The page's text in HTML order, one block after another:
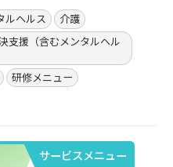
ルヘルス
介護
支援（含むメンタルヘル
研修メニュー
サービスメニュー